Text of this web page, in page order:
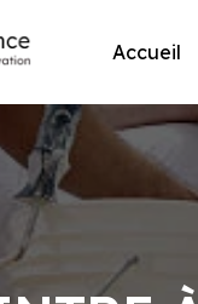
Accueil